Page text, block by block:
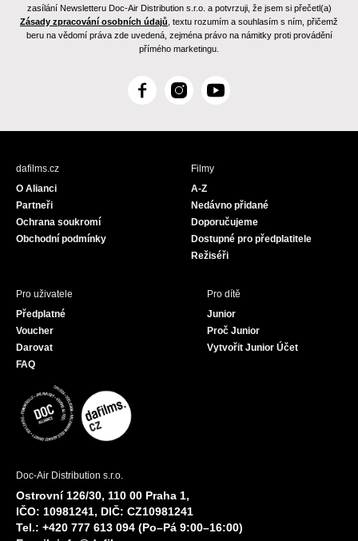
zasílání Newsletteru Doc-Air Distribution s.r.o. a potvrzuji, že jsem si přečetl(a)
Zásady zpracování osobních údajů , textu rozumím a souhlasím s ním, přičemž
beru na vědomí práva zde uvedená, zejména právo na námitky proti provádění
přímého marketingu.
F
c
I
s
Y
u
dafilms.cz
O Alianci
Partneři
Ochrana soukromí
Obchodní podmínky
Filmy
A-Z
Nedávno přidané
Doporučujeme
Dostupné pro předplatitele
Režiséři
Pro uživatele
Předplatné
Voucher
Darovat
FAQ
Pro dítě
Junior
Proč Junior
Vytvořit Junior Účet
Doc-Air Distribution s.r.o.
Ostrovní 126/30, 110 00 Praha 1,
IČO: 10981241, DIČ: CZ10981241
Tel.: +420 777 613 094 (Po–Pá 9:00–16:00)